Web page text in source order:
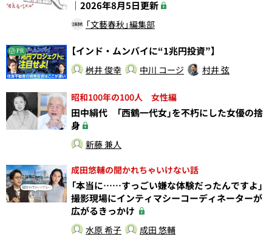
｜2026年8月5日更新
「文藝春秋」編集部
PR 【インド・ムンバイに“1兆円投資”】
桝井 俊幸 中川 コージ 村井 弦
昭和100年の100人 女性編
田中絹代 「西鶴一代女」を不朽にした女優の捨
身
新藤 兼人
成田悠輔の聞かれちゃいけない話
「本当に……すっごい嫌な体験だったんですよ」
撮影現場にインティマシーコーディネーターが
広がるきっかけ
水原 希子 成田 悠輔